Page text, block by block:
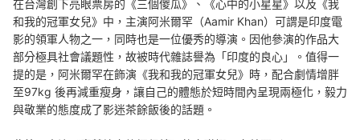
在台灣創下亮眼票房的《三個傻瓜》、《心中的小星星》以及《我
和我的冠軍女兒》中，主演阿米爾罕（Aamir Khan）可謂是印度電
影的領軍人物之一，同時也是一位優秀的導演。因他參演的作品大
部分極具社會議題性，故被時代雜誌譽為「印度的良心」。值得一
提的是， 阿米爾罕在飾演《我和我的冠軍女兒》時，配合劇情增胖
至97kg 後再減重瘦身，讓自己的體態於短時間內呈現兩極化，毅力
與敬業的態度成了影迷茶餘飯後的話題。